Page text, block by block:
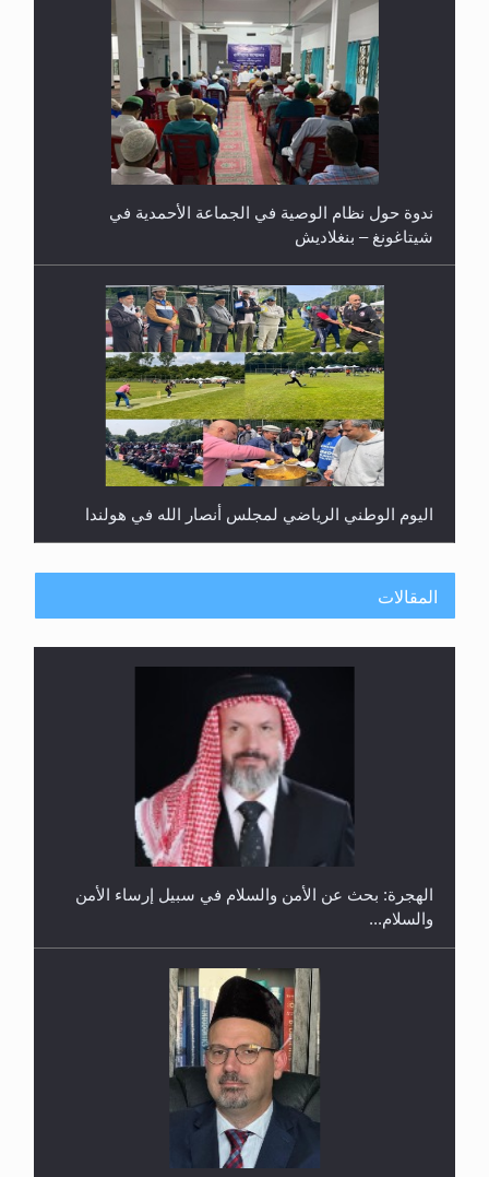
ندوة حول نظام الوصية في الجماعة الأحمدية في
اليوم الوطني الرياضي لمجلس أنصار الله في هولندا
إتمام حفظ القرآن الكريم لثلاثة طلاب من مدرسة الحفظ
حفل توزيع الشهادات في الجامعة الأحمدية بنيجيريا لعام
المقالات
الهجرة: بحث عن الأمن والسلام في سبيل إرساء الأمن